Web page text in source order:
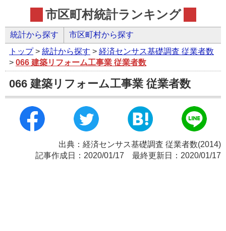
市区町村統計ランキング
統計から探す 市区町村から探す
トップ> 統計から探す > 経済センサス基礎調査 従業者数
> 066 建築リフォーム工事業 従業者数
066 建築リフォーム工事業 従業者数
出典：経済センサス基礎調査 従業者数(2014)
記事作成日：2020/01/17 最終更新日：2020/01/17